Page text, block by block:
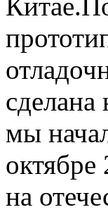
сделана
мы
на